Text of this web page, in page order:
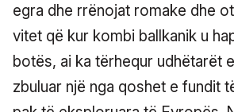
egra dhe rrënojat romake dhe
vitet që kur kombi ballkanik u
botës, ai ka tërhequr udhëtarët
zbuluar një nga qoshet e fundit